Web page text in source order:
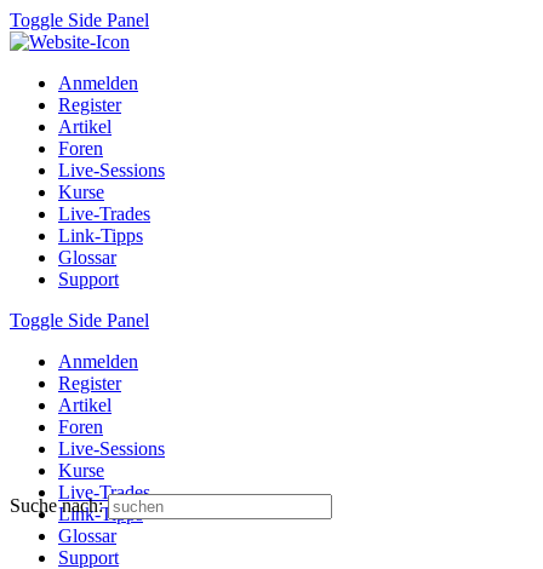
Toggle Side Panel
Anmelden
Register
Artikel
Foren
Live-Sessions
Kurse
Live-Trades
Link-Tipps
Glossar
Support
Toggle Side Panel
Anmelden
Register
Artikel
Foren
Live-Sessions
Kurse
Live-Trades
Link-Tipps
Glossar
Support
Suche nach: